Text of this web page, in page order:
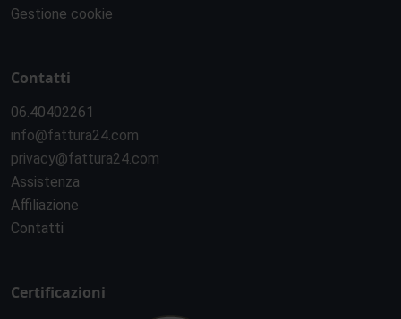
Gestione cookie
Contatti
06.40402261
info@fattura24.com
privacy@fattura24.com
Assistenza
Affiliazione
Contatti
Certificazioni